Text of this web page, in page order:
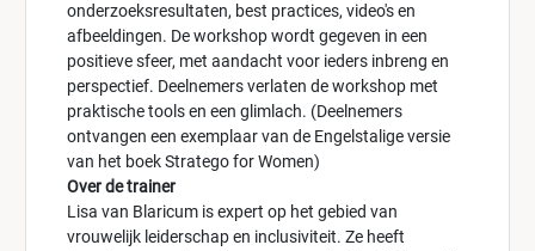
onderzoeksresultaten, best practices, video's en
afbeeldingen. De workshop wordt gegeven in een
positieve sfeer, met aandacht voor ieders inbreng en
perspectief. Deelnemers verlaten de workshop met
praktische tools en een glimlach. (Deelnemers
ontvangen een exemplaar van de Engelstalige versie
van het boek Stratego for Women)
Over de trainer
Lisa van Blaricum is expert op het gebied van
vrouwelijk leiderschap en inclusiviteit. Ze heeft